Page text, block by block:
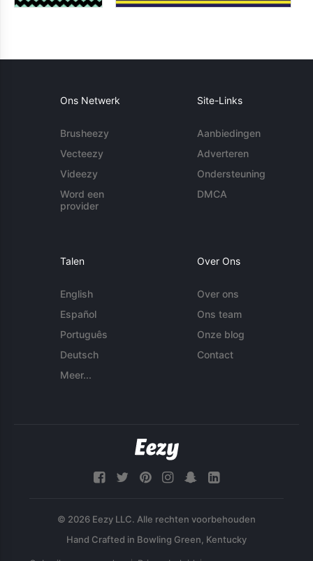
Ons Netwerk
Brusheezy
Vecteezy
Videezy
Word een
provider
Site-Links
Aanbiedingen
Adverteren
Ondersteuning
DMCA
Talen
English
Español
Português
Deutsch
Meer...
Over Ons
Over ons
Ons team
Onze blog
Contact
© 2026 Eezy LLC. Alle rechten voorbehouden